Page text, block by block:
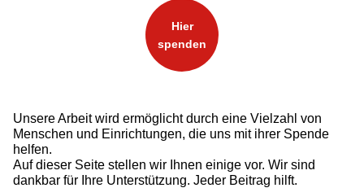
Hier
spenden
Unsere Arbeit wird ermöglicht durch eine Vielzahl von
Menschen und Einrichtungen, die uns mit ihrer Spende
helfen.
Auf dieser Seite stellen wir Ihnen einige vor. Wir sind
dankbar für Ihre Unterstützung. Jeder Beitrag hilft.